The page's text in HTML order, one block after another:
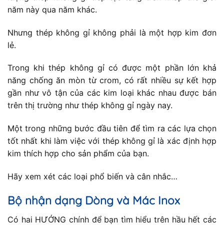
năm này qua năm khác.
Nhưng thép không gỉ không phải là một hợp kim đơn
lẻ.
Trong khi thép không gỉ có được một phần lớn khả
năng chống ăn mòn từ crom, có rất nhiều sự kết hợp
gần như vô tận của các kim loại khác nhau được bán
trên thị trường như thép không gỉ ngày nay.
Một trong những bước đầu tiên để tìm ra các lựa chọn
tốt nhất khi làm việc với thép không gỉ là xác định hợp
kim thích hợp cho sản phẩm của bạn.
Hãy xem xét các loại phổ biến và cân nhắc…
Bộ nhận dạng Dòng và Mác Inox
Có hai HƯỚNG chính để bạn tìm hiểu trên hầu hết các